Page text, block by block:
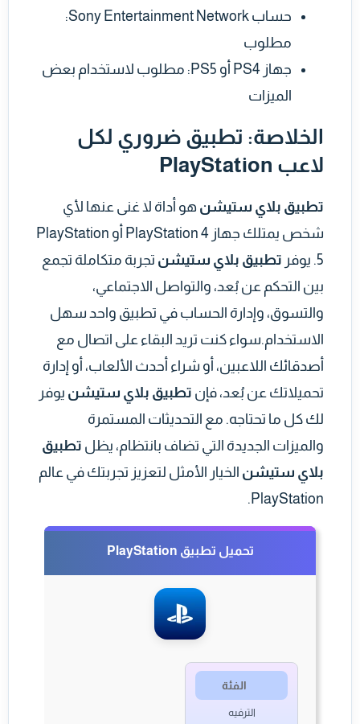
حساب Sony Entertainment Network:
مطلوب
جهاز PS4 أو PS5: مطلوب لاستخدام بعض
الميزات
الخلاصة: تطبيق ضروري لكل
لاعب PlayStation
تطبيق بلاي ستيشن هو أداة لا غنى عنها لأي
شخص يمتلك جهاز PlayStation 4 أو PlayStation
5. يوفر
تطبيق بلاي ستيشن تجربة متكاملة تجمع
بين التحكم عن بُعد، والتواصل الاجتماعي،
والتسوق، وإدارة الحساب في تطبيق واحد سهل
الاستخدام.سواء كنت تريد البقاء على اتصال مع
أصدقائك اللاعبين، أو شراء أحدث الألعاب، أو إدارة
تحميلاتك عن بُعد، فإن تطبيق بلاي ستيشن يوفر
لك كل ما تحتاجه. مع التحديثات المستمرة
والميزات الجديدة التي تضاف بانتظام، يظل تطبيق
بلاي ستيشن الخيار الأمثل لتعزيز تجربتك في عالم
PlayStation.
تحميل تطبيق PlayStation
الفئة
الترفيه